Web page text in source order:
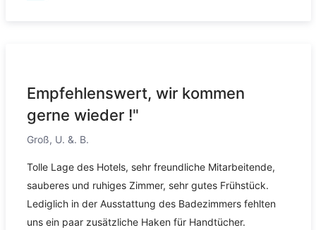
Empfehlenswert, wir kommen
gerne wieder !"
Groß, U. &. B.
Tolle Lage des Hotels, sehr freundliche Mitarbeitende,
sauberes und ruhiges Zimmer, sehr gutes Frühstück.
Lediglich in der Ausstattung des Badezimmers fehlten
uns ein paar zusätzliche Haken für Handtücher.